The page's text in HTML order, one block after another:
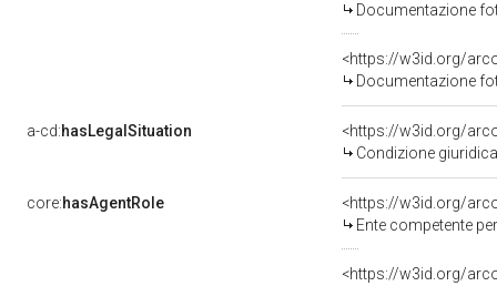
Documentazione
Documentazione
a-cd:hasLegalSituation
Condizione
core:hasAgentRole
<https://w3id.org/
Ente competente per tutela
<https://w3id.org/